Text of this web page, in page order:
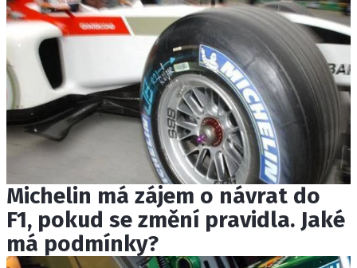
Michelin má zájem o návrat do
F1, pokud se změní pravidla. Jaké
má podmínky?